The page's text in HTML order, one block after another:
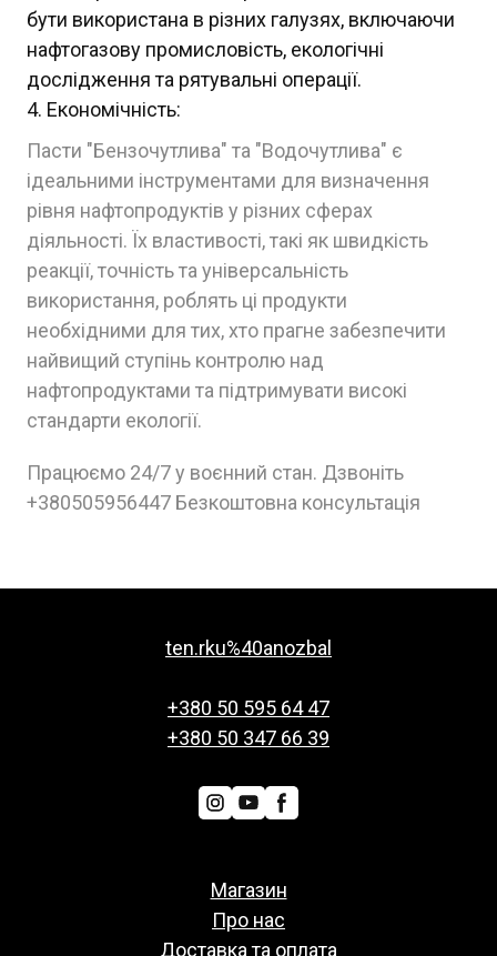
бути використана в різних галузях, включаючи
нафтогазову промисловість, екологічні
дослідження та рятувальні операції.
Економічність:
Пасти "Бензочутлива" та "Водочутлива" є
ідеальними інструментами для визначення
рівня нафтопродуктів у різних сферах
діяльності. Їх властивості, такі як швидкість
реакції, точність та універсальність
використання, роблять ці продукти
необхідними для тих, хто прагне забезпечити
найвищий ступінь контролю над
нафтопродуктами та підтримувати високі
стандарти екології.
Працюємо 24/7 у воєнний стан. Дзвоніть
+380505956447 Безкоштовна консультація
ten.rku%40anozbal
+380 50 595 64 47
+380 50 347 66 39
Магазин
Про нас
Доставка та оплата